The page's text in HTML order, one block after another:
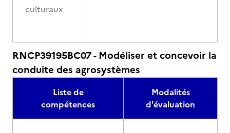
culturaux
RNCP39195BC07 - Modéliser et concevoir la
conduite des agrosystèmes
Liste de
compétences
Modalités
d'évaluation